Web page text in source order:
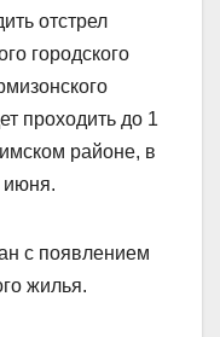
отстрел
городского
проходить до 1
районе, в
июня.
с появлением
жилья.